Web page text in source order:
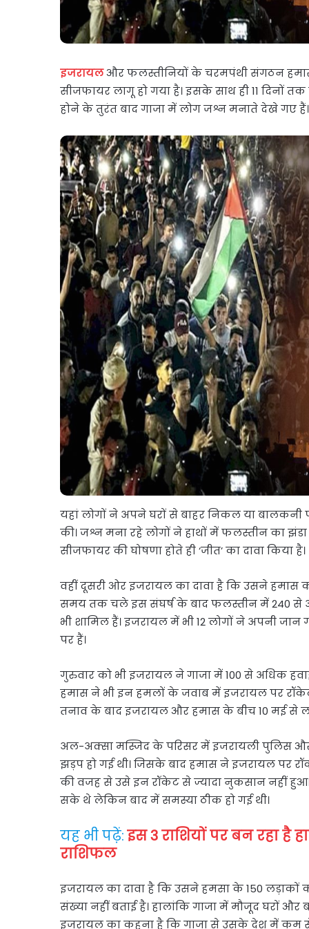
इजरायलऔर फलस्तीनियों के चरमपंथी संगठन
सीजफायर लागू हो गया है। इसके साथ ही 11 दिनों
होने के तुरंत बाद गाजा में लोग जश्न मनाते देखे गए हैं।
यहां लोगों ने अपने घरों से बाहर निकल या बालकनी
की। जश्न मना रहे लोगों ने हाथों में फलस्तीन का
सीजफायर की घोषणा होते ही ‘जीत’ का दावा किया है।
वहीं दूसरी ओर इजरायल का दावा है कि उसने हमास
समय तक चले इस संघर्ष के बाद फलस्तीन में 240 से
भी शामिल हैं। इजरायल में भी 12 लोगों ने अपनी जान
पर हैं।
गुरुवार को भी इजरायल ने गाजा में 100 से अधिक
हमास ने भी इन हमलों के जवाब में इजरायल पर
तनाव के बाद इजरायल और हमास के बीच 10 मई से
अल-अक्सा मस्जिद के परिसर में इजरायली पुलिस और
झड़प हो गई थी। जिसके बाद हमास ने इजरायल पर
की वजह से उसे इन रॉकेट से ज्यादा नुकसान नहीं
सके थे लेकिन बाद में समस्या ठीक हो गई थी।
यह भी पढ़ें:इस 3 राशियों पर बन रहा है
राशिफल
इजरायल का दावा है कि उसने हमसा के 150 लड़ाकों
संख्या नहीं बताई है। हालांकि गाजा में मौजूद घरों
इजरायल का कहना है कि गाजा से उसके देश में कम